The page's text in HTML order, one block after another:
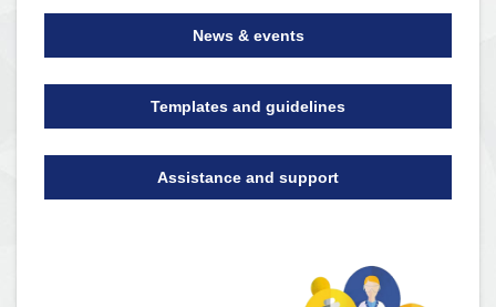
News & events
Templates and guidelines
Assistance and support